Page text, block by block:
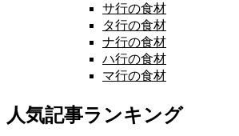
サ行の食材
タ行の食材
ナ行の食材
ハ行の食材
マ行の食材
人気記事ランキング